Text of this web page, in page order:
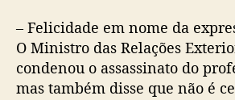
– Felicidade em nome da
O Ministro das Relações
condenou o assassinato do
mas também disse que não é